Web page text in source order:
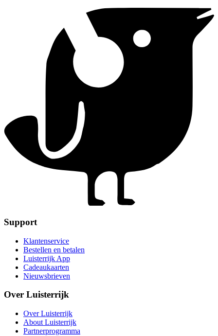
Support
Klantenservice
Bestellen en betalen
Luisterrijk App
Cadeaukaarten
Nieuwsbrieven
Over Luisterrijk
Over Luisterrijk
About Luisterrijk
Partnerprogramma